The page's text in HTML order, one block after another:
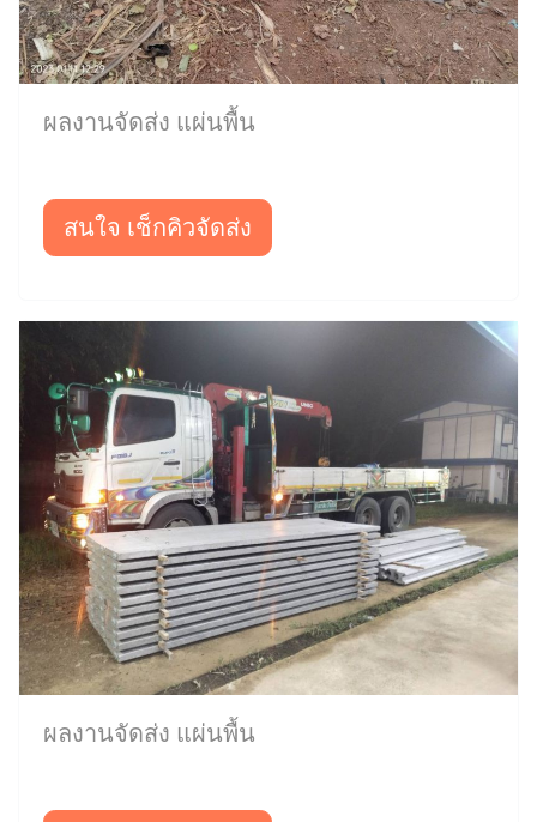
ผลงานจัดส่ง แผ่นพื้น
สนใจ เช็กคิวจัดส่ง
ผลงานจัดส่ง แผ่นพื้น